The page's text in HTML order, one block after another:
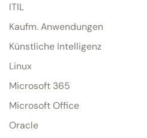
ITIL
Kaufm. Anwendungen
Künstliche Intelligenz
Linux
Microsoft 365
Microsoft Office
Oracle